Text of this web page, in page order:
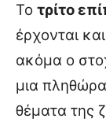
Το τρίτο
έρχονται
ακόμα ο
μια
θέματα της